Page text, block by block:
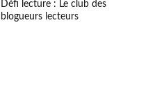
Défi lecture : Le club des
blogueurs lecteurs